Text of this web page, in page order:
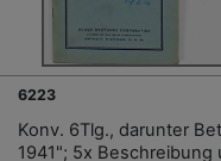
6223
Konv. 6Tlg., darunter
1941"; 5x